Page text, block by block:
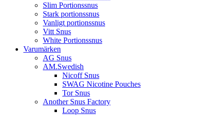
Slim Portionssnus
Stark portionssnus
Vanligt portionssnus
Vitt Snus
White Portionssnus
Varumärken
AG Snus
AM.Swedish
Nicoff Snus
SWAG Nicotine Pouches
Tor Snus
Another Snus Factory
Loop Snus